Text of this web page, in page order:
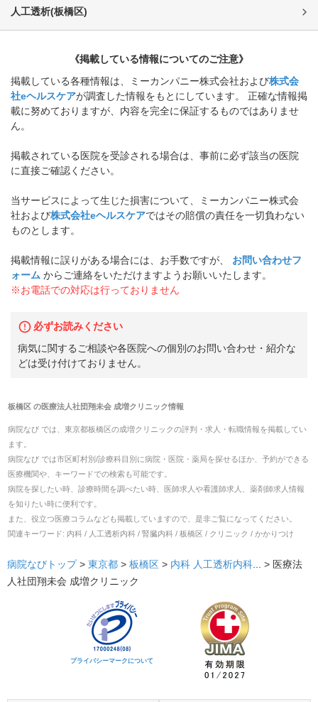
人工透析(板橋区)
《掲載している情報についてのご注意》
掲載している各種情報は、ミーカンパニー株式会社および株式会
社eヘルスケアが調査した情報をもとにしています。 正確な情報掲
載に努めておりますが、内容を完全に保証するものではありませ
ん。
掲載されている医院を受診される場合は、事前に必ず該当の医院
に直接ご確認ください。
当サービスによって生じた損害について、ミーカンパニー株式会
社および株式会社eヘルスケアではその賠償の責任を一切負わない
ものとします。
掲載情報に誤りがある場合には、お手数ですが、
お問い合わせフ
ォーム からご連絡をいただけますようお願いいたします。
※お電話での対応は行っておりません
必ずお読みください
病気に関するご相談や各医院への個別のお問い合わせ・紹介な
どは受け付けておりません。
板橋区の医療法人社団翔未会 成増クリニック情報
病院なび では、 東京都板橋区の成増クリニックの評判・求人・転職情報を掲載してい
ます。
病院なび では市区町村別/診療科目別に病院・医院・薬局を探せるほか、予約ができる
医療機関や、キーワードでの検索も可能です。
病院を探したい時、診療時間を調べたい時、医師求人や看護師求人、薬剤師求人情報
を知りたい時に便利です。
また、役立つ医療コラムなども掲載していますので、是非ご覧になってください。
関連キーワード: 内科 / 人工透析内科 / 腎臓内科 / 板橋区 / クリニック / かかりつけ
病院なびトップ> 東京都 > 板橋区 > 内科 人工透析内科 ... > 医療法
人社団翔未会 成増クリニック
プライバシーマークについて